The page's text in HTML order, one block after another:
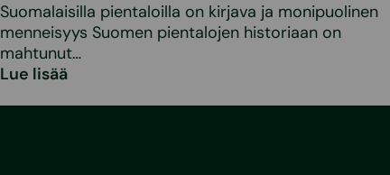
Suomalaisilla pientaloilla on kirjava ja monipuolinen
menneisyys Suomen pientalojen historiaan on
mahtunut…
Lue lisää